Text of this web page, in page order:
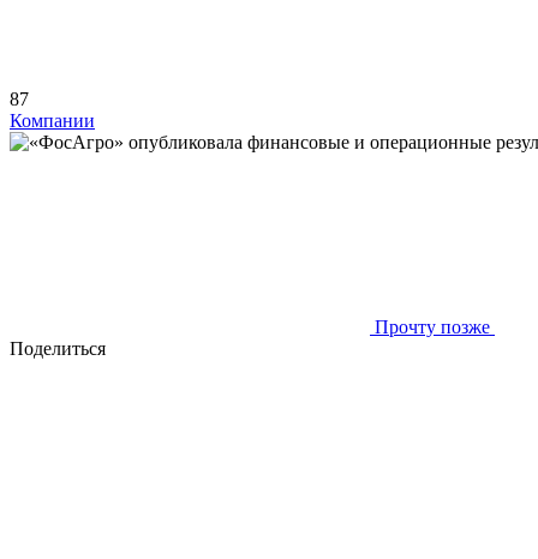
87
Компании
Прочту позже
Поделиться